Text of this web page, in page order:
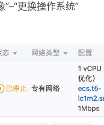
”–“更换操作系统”